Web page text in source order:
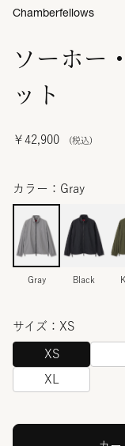
ソーホー
ット
￥42,900
Chamberfellows
カラー：Gray
Gray Black
サイズ：XS
XS
XL